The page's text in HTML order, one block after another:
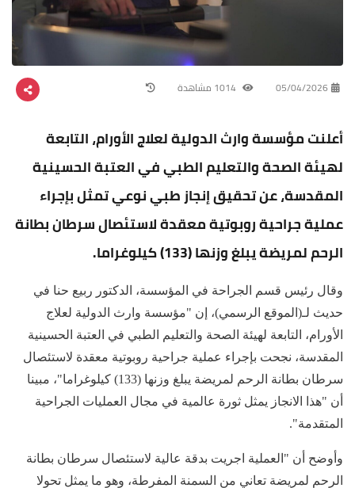
05/04/2026
أعلنت مؤسسة وارث الدولية لعلاج الأورام، التابعة
لهيئة الصحة والتعليم الطبي في العتبة الحسينية
المقدسة، عن تحقيق إنجاز طبي نوعي تمثل بإجراء
عملية جراحية روبوتية معقدة لاستئصال سرطان بطانة
الرحم لمريضة يبلغ وزنها (133) كيلوغراما.
وقال رئيس قسم الجراحة في المؤسسة، الدكتور ربيع حنا في
حديث لـ(الموقع الرسمي)، إن "مؤسسة وارث الدولية لعلاج
الأورام، التابعة لهيئة الصحة والتعليم الطبي في العتبة الحسينية
المقدسة، نجحت بإجراء عملية جراحية روبوتية معقدة لاستئصال
سرطان بطانة الرحم لمريضة يبلغ وزنها (133) كيلوغراما"، مبينا
أن "هذا الانجاز يمثل ثورة عالمية في مجال العمليات الجراحية
المتقدمة".
وأوضح أن "العملية اجريت بدقة عالية لاستئصال سرطان بطانة
الرحم لمريضة تعاني من السمنة المفرطة، وهو ما يمثل تحولا